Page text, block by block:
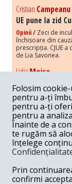
Cristian Campeanu
UE pune la zid
Opinii / Zeci de
închisoare din
prescripția. CJUE
de Lia Savonea.
LidiaMoise
Costurile
Opinii / Economia
susținerii
obsesia menținerii
Melania Cincea
Noi puseuri de
„neaoși”
Periodic, în
mesaje xenofobe
anumit grup
Folosim
pentru a-ți
pentru a-ți
pentru a
Înainte de a
te rugăm să
înțelege
Prin
confirmi